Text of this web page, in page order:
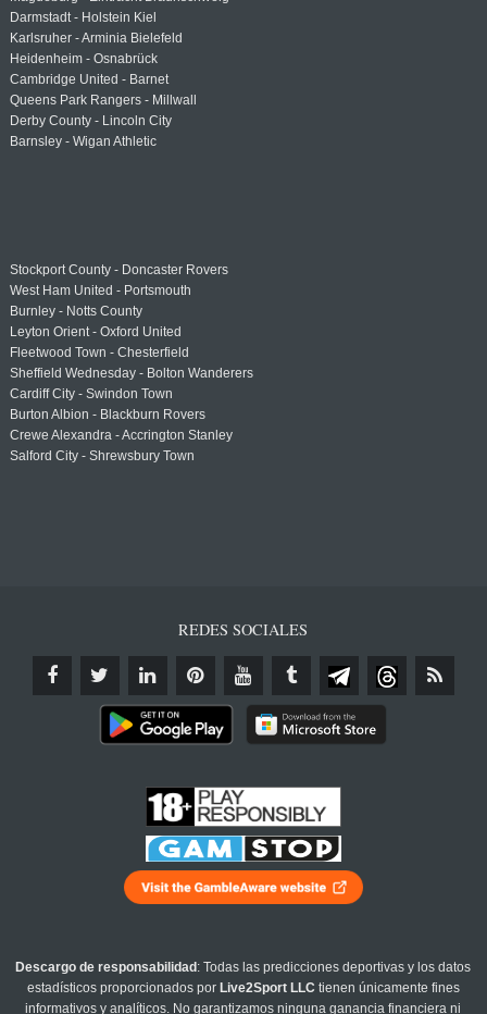
Darmstadt - Holstein Kiel
Karlsruher - Arminia Bielefeld
Heidenheim - Osnabrück
Cambridge United - Barnet
Queens Park Rangers - Millwall
Derby County - Lincoln City
Barnsley - Wigan Athletic
Stockport County - Doncaster Rovers
West Ham United - Portsmouth
Burnley - Notts County
Leyton Orient - Oxford United
Fleetwood Town - Chesterfield
Sheffield Wednesday - Bolton Wanderers
Cardiff City - Swindon Town
Burton Albion - Blackburn Rovers
Crewe Alexandra - Accrington Stanley
Salford City - Shrewsbury Town
REDES SOCIALES
Descargo de responsabilidad : Todas las predicciones deportivas y los datos
estadísticos proporcionados por Live2Sport LLC tienen únicamente fines
informativos y analíticos. No garantizamos ninguna ganancia financiera ni